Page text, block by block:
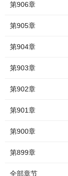
第906章
第905章
第904章
第903章
第902章
第901章
第900章
第899章
全部章节